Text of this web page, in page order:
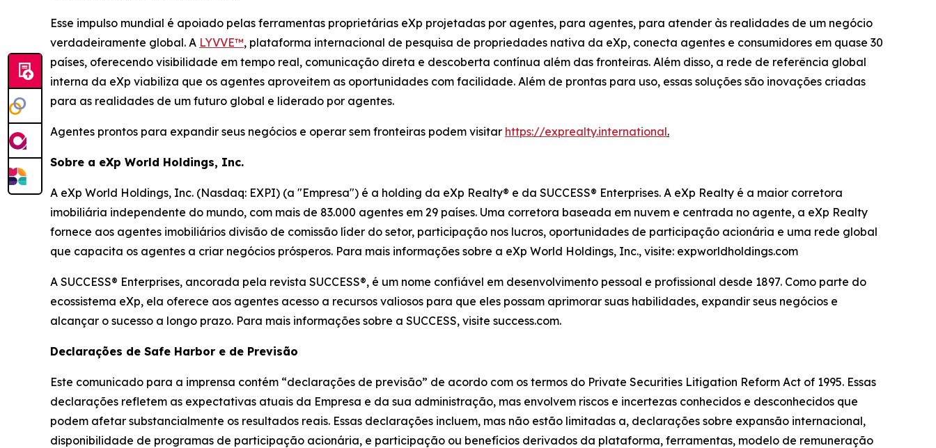
Esse impulso mundial é apoiado pelas ferramentas proprietárias eXp projetadas por agentes, para agentes, para atender às realidades de um negócio
verdadeiramente global. A LYVVE™, plataforma internacional de pesquisa de propriedades nativa da eXp, conecta agentes e consumidores em quase 30
países, oferecendo visibilidade em tempo real, comunicação direta e descoberta contínua além das fronteiras. Além disso, a rede de referência global
interna da eXp viabiliza que os agentes aproveitem as oportunidades com facilidade. Além de prontas para uso, essas soluções são inovações criadas
para as realidades de um futuro global e liderado por agentes.
Agentes prontos para expandir seus negócios e operar sem fronteiras podem visitar https://exprealty.international.
Sobre a eXp World Holdings, Inc.
A eXp World Holdings, Inc. (Nasdaq: EXPI) (a "Empresa") é a holding da eXp Realty® e da SUCCESS® Enterprises. A eXp Realty é a maior corretora
imobiliária independente do mundo, com mais de 83.000 agentes em 29 países. Uma corretora baseada em nuvem e centrada no agente, a eXp Realty
fornece aos agentes imobiliários divisão de comissão líder do setor, participação nos lucros, oportunidades de participação acionária e uma rede global
que capacita os agentes a criar negócios prósperos. Para mais informações sobre a eXp World Holdings, Inc., visite: expworldholdings.com
A SUCCESS® Enterprises, ancorada pela revista SUCCESS®, é um nome confiável em desenvolvimento pessoal e profissional desde 1897. Como parte do
ecossistema eXp, ela oferece aos agentes acesso a recursos valiosos para que eles possam aprimorar suas habilidades, expandir seus negócios e
alcançar o sucesso a longo prazo. Para mais informações sobre a SUCCESS, visite success.com.
Declarações de Safe Harbor e de Previsão
Este comunicado para a imprensa contém “declarações de previsão” de acordo com os termos do Private Securities Litigation Reform Act of 1995. Essas
declarações refletem as expectativas atuais da Empresa e da sua administração, mas envolvem riscos e incertezas conhecidos e desconhecidos que
podem afetar substancialmente os resultados reais. Essas declarações incluem, mas não estão limitadas a, declarações sobre expansão internacional,
disponibilidade de programas de participação acionária, e participação ou benefícios derivados da plataforma, ferramentas, modelo de remuneração